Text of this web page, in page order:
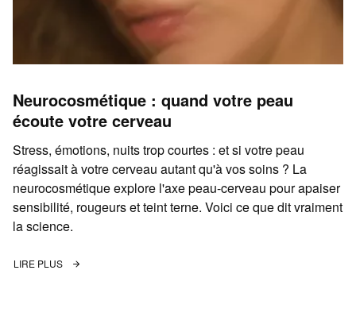
Neurocosmétique : quand votre peau
écoute votre cerveau
Stress, émotions, nuits trop courtes : et si votre peau
réagissait à votre cerveau autant qu'à vos soins ? La
neurocosmétique explore l'axe peau-cerveau pour apaiser
sensibilité, rougeurs et teint terne. Voici ce que dit vraiment
la science.
LIRE PLUS